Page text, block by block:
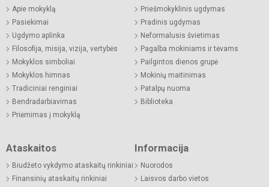
Apie mokyklą
Pasiekimai
Ugdymo aplinka
Filosofija, misija, vizija, vertybės
Mokyklos simboliai
Mokyklos himnas
Tradiciniai renginiai
Bendradarbiavimas
Priėmimas į mokyklą
Priešmokyklinis ugdymas
Pradinis ugdymas
Neformalusis švietimas
Pagalba mokiniams ir tėvams
Pailgintos dienos grupė
Mokinių maitinimas
Patalpų nuoma
Biblioteka
Ataskaitos
Biudžeto vykdymo ataskaitų rinkiniai
Finansinių ataskaitų rinkiniai
Informacija
Nuorodos
Laisvos darbo vietos